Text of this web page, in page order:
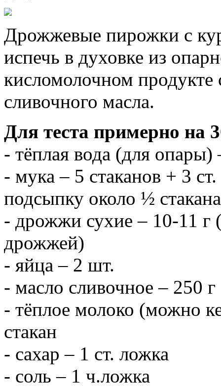
Дрожжевые пирожки с
испечь в духовке из
кисломолочном продукте
сливочного масла.
Для теста примерно на
- тёплая вода (для опары)
- мука – 5 стаканов + 3
подсыпку около ½ стакана
- дрожжи сухие – 10-11 г
дрожжей)
- яйца – 2 шт.
- масло сливочное – 250 г
- тёплое молоко (можно
стакан
- сахар – 1 ст. ложка
- соль – 1 ч.ложка